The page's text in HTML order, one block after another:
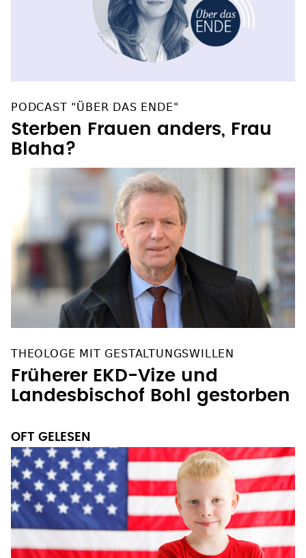
PODCAST "ÜBER DAS ENDE"
Sterben Frauen anders, Frau
Blaha?
THEOLOGE MIT GESTALTUNGSWILLEN
Früherer EKD-Vize und
Landesbischof Bohl gestorben
OFT GELESEN